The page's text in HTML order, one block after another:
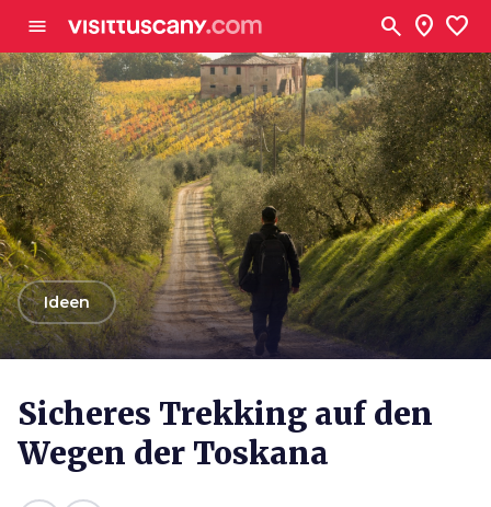
menu search location_on favorite
arrow_backIdeen
Sicheres Trekking auf den
Wegen der Toskana